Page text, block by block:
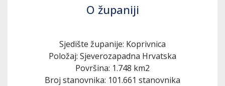
O županiji
Sjedište županije: Koprivnica
Položaj: Sjeverozapadna Hrvatska
Površina: 1.748 km2
Broj stanovnika: 101.661 stanovnika